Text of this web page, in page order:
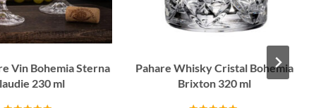
Vin Bohemia Sterna
230 ml
Pahare Whisky Cristal Bohemia
Brixton 320 ml